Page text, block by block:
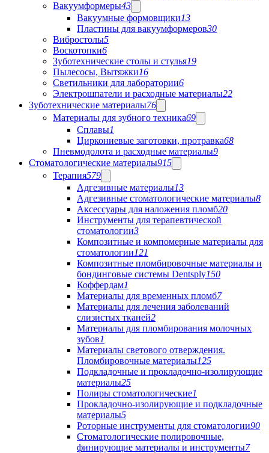
Вакуумформеры43
Вакуумные формовщики13
Пластины для вакуумформеров30
Вибростолы5
Воскотопки6
Зуботехнические столы и стулья19
Пылесосы, Вытяжки16
Светильники для лаборатории6
Электрошпатели и расходные материалы22
Зуботехнические материалы76
Материалы для зубного техника69
Сплавы1
Циркониевые заготовки, протравка68
Пневмодолота и расходные материалы9
Стоматологические материалы915
Терапия579
Адгезивные материалы13
Адгезивные стоматологические материалы8
Аксессуары для наложения пломб20
Инструменты для терапевтической
стоматологии3
Композитные и компомерные материалы для
стоматологии121
Композитные пломбировочные материалы и
бондинговые системы Dentsply150
Коффердам1
Материалы для временных пломб7
Материалы для лечения заболеваний
слизистых тканей2
Материалы для пломбирования молочных
зубов1
Материалы светового отверждения.
Пломбировочные материалы125
Подкладочные и прокладочно-изолирующие
материалы25
Полиры стоматологические1
Прокладочно-изолирующие и подкладочные
материалы5
Роторные инструменты для стоматологии90
Стоматологические полировочные,
финирующие материалы и инструменты7